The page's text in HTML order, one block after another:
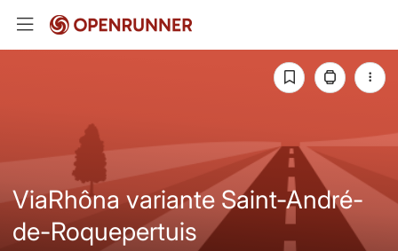
ViaRhôna variante Saint-André-
de-Roquepertuis